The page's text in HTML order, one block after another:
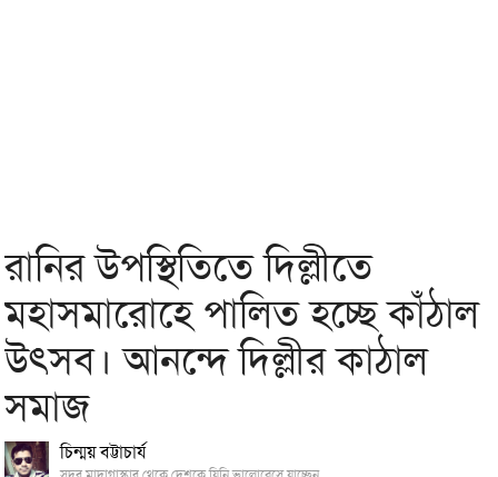
রানির উপস্থিতিতে দিল্লীতে
মহাসমারোহে পালিত হচ্ছে কাঁঠাল
উৎসব। আনন্দে দিল্লীর কাঠাল
সমাজ
চিন্ময় বট্টাচার্য